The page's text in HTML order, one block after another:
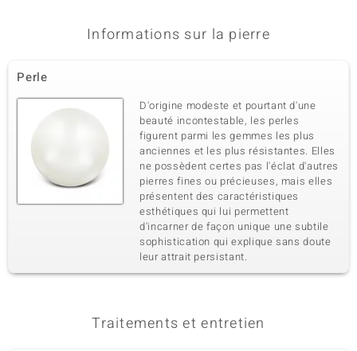
Informations sur la pierre
Perle
D'origine modeste et pourtant d'une
beauté incontestable, les perles
figurent parmi les gemmes les plus
anciennes et les plus résistantes. Elles
ne possèdent certes pas l'éclat d'autres
pierres fines ou précieuses, mais elles
présentent des caractéristiques
esthétiques qui lui permettent
d'incarner de façon unique une subtile
sophistication qui explique sans doute
leur attrait persistant.
Traitements et entretien